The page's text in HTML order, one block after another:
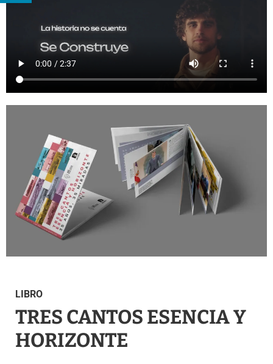
LIBRO
TRES CANTOS ESENCIA Y
HORIZONTE